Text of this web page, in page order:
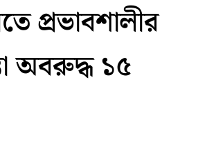
প্রভাবশালীর
অবরুদ্ধ ১৫